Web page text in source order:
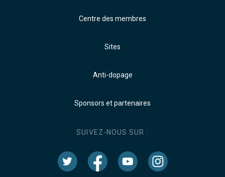
Centre des membres
Sites
Anti-dopage
Sponsors et partenaires
SUIVEZ-NOUS SUR :